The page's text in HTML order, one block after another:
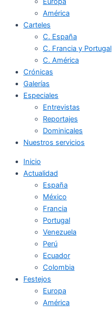
América
Carteles
C. España
C. Francia y Portugal
C. América
Crónicas
Galerías
Especiales
Entrevistas
Reportajes
Dominicales
Nuestros servicios
Inicio
Actualidad
España
México
Francia
Portugal
Venezuela
Perú
Ecuador
Colombia
Festejos
Europa
América